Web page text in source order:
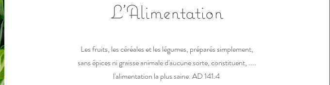
L'Alimentation
Les fruits, les céréales et les légumes, préparés simplement,
sans épices ni graisse animale d'aucune sorte, constituent, ....
l'alimentation la plus saine. AD 141.4